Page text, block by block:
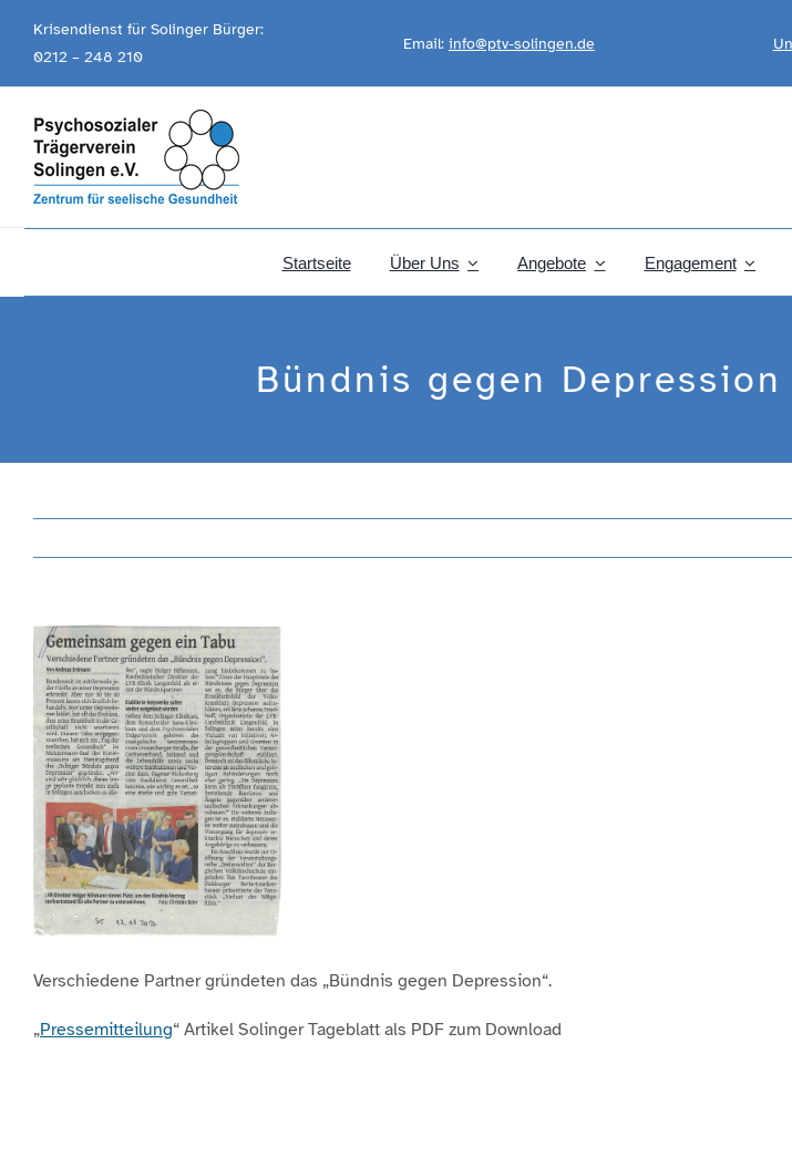
Krisendienst für Solinger Bürger:
0212 – 248 210
Email: info@ptv-solingen.de
Startseite Über Uns Angebote Engagement
Bündnis gegen
View
Larger
Image
Verschiedene Partner gründeten das „Bündnis gegen Depression“.
„Pressemitteilung“ Artikel Solinger Tageblatt als PDF zum Download